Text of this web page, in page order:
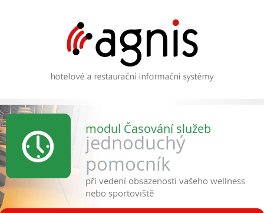
modul Časování služeb
jednoduchý
pomocník
při vedení obsazenosti vašeho wellness
nebo sportoviště